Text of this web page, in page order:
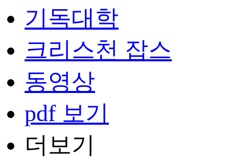
기독대학
크리스천 잡스
동영상
pdf 보기
더보기